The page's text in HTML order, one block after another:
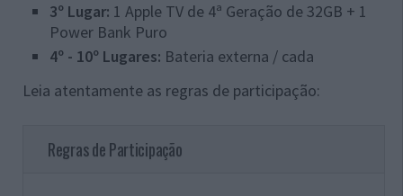
3º Lugar: 1 Apple TV de 4ª Geração de 32GB + 1
Power Bank Puro
4º - 10º Lugares: Bateria externa / cada
Leia atentamente as regras de participação:
Regras de Participação